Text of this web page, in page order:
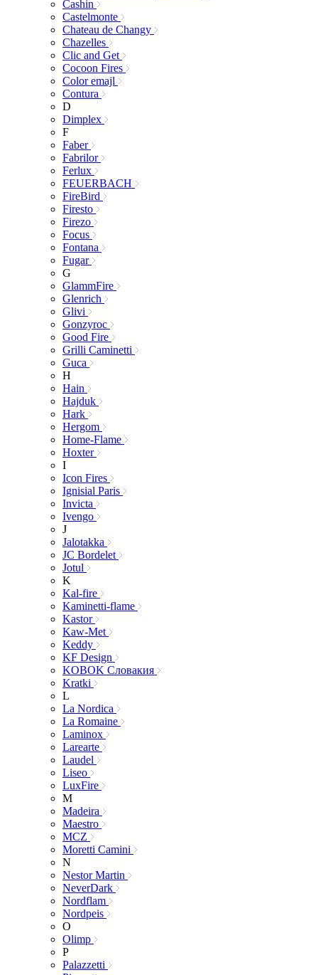
Cashin
Castelmonte
Chateau de Changy
Chazelles
Clic and Get
Cocoon Fires
Color emajl
Contura
D
Dimplex
F
Faber
Fabrilor
Ferlux
FEUERBACH
FireBird
Firesto
Firezo
Focus
Fontana
Fugar
G
GlammFire
Glenrich
Glivi
Gonzyroc
Good Fire
Grilli Caminetti
Guca
H
Hain
Hajduk
Hark
Hergom
Home-Flame
Hoxter
I
Icon Fires
Ignisial Paris
Invicta
Ivengo
J
Jalotakka
JC Bordelet
Jotul
K
Kal-fire
Kaminetti-flame
Kastor
Kaw-Met
Keddy
KF Design
KOBOK Словакия
Kratki
L
La Nordica
La Romaine
Laminox
Larearte
Laudel
Liseo
LuxFire
M
Madeira
Maestro
MCZ
Moretti Camini
N
Nestor Martin
NeverDark
Nordflam
Nordpeis
O
Olimp
P
Palazzetti